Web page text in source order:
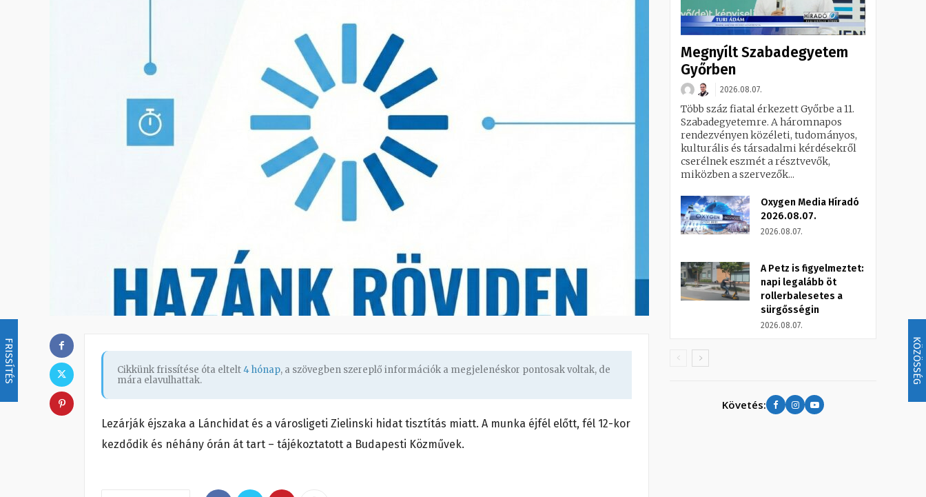
FRISSÍTÉS KÖZÖSSÉG
Cikkünk frissítése óta eltelt4 hónap, a szövegben szereplő információk a megjelenéskor pontosak voltak, de
mára elavulhattak.
Lezárják éjszaka a Lánchidat és a városligeti Zielinski hidat tisztítás miatt. A munka éjfél előtt, fél 12-kor
kezdődik és néhány órán át tart – tájékoztatott a Budapesti Közművek.
Megnyílt Szabadegyetem
Győrben
2026.08.07.
Több száz fiatal érkezett Győrbe a 11.
Szabadegyetemre. A háromnapos
rendezvényen közéleti, tudományos,
kulturális és társadalmi kérdésekről
cserélnek eszmét a résztvevők,
miközben a szervezők...
Oxygen Media Híradó
2026.08.07.
2026.08.07.
A Petz is figyelmeztet:
napi legalább öt
rollerbalesetes a
sürgősségin
2026.08.07.
Követés: